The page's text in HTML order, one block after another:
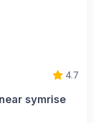
4.7
symrise